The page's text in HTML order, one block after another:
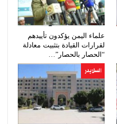
علماء اليمن يؤكدون تأييدهم
لقرارات القيادة بتثبيت معادلة
“الحصار بالحصار”…
السلايدر